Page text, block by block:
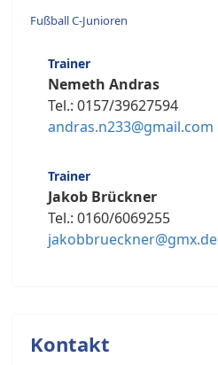
Fußball C-Junioren
Trainer
Nemeth Andras
Tel.: 0157/39627594
andras.n233@gmail.com
Trainer
Jakob Brückner
Tel.: 0160/6069255
jakobbrueckner@gmx.de
Kontakt